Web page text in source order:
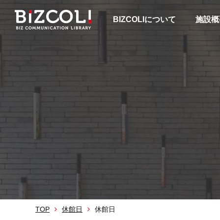
BIZCOLIについて 施設
TOP 休館日 休館日